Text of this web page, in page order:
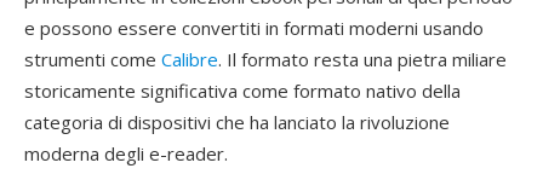
e possono essere convertiti in formati moderni usando
strumenti come Calibre. Il formato resta una pietra miliare
storicamente significativa come formato nativo della
categoria di dispositivi che ha lanciato la rivoluzione
moderna degli e-reader.